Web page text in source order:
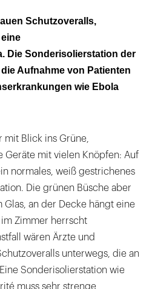
Schutzoveralls,
Die Sonderisolierstation der
Aufnahme von Patienten
wie Ebola
mit Blick ins Grüne,
Geräte mit vielen Knöpfen: Auf
normales, weiß gestrichenes
Die grünen Büsche aber
an der Decke hängt eine
Zimmer herrscht
wären Ärzte und
unterwegs, die an
Sonderisolierstation wie
muss sehr strenge